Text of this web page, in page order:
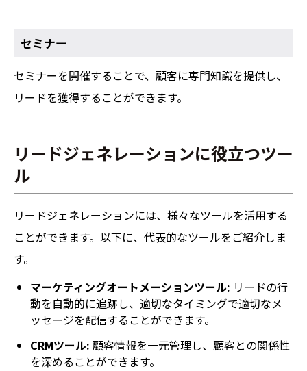
セミナー
セミナーを開催することで、顧客に専門知識を提供し、
リードを獲得することができます。
リードジェネレーションに役立つツー
ル
リードジェネレーションには、様々なツールを活用する
ことができます。以下に、代表的なツールをご紹介しま
す。
マーケティングオートメーションツール: リードの行
動を自動的に追跡し、適切なタイミングで適切なメ
ッセージを配信することができます。
CRMツール: 顧客情報を一元管理し、顧客との関係性
を深めることができます。